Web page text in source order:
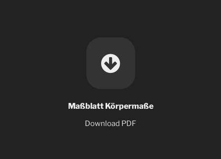
Maßblatt Körpermaße
Download PDF